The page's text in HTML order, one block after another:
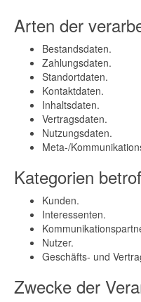
Arten der
Bestandsdaten.
Zahlungsdaten.
Standortdaten.
Kontaktdaten.
Inhaltsdaten.
Vertragsdaten.
Nutzungsdaten.
Meta-/
Kategorien
Kunden.
Interessenten.
Nutzer.
Geschäfts- und
Zwecke der